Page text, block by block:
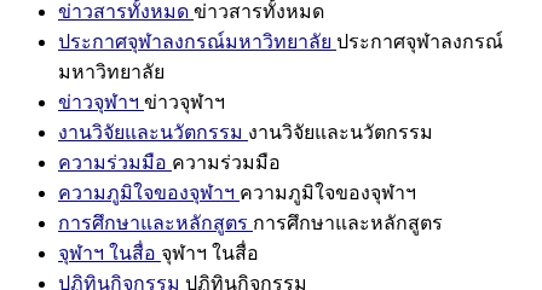
ข่าวสารทั้งหมด ข่าวสารทั้งหมด
ประกาศจุฬาลงกรณ์มหาวิทยาลัย ประกาศจุฬาลงกรณ์
มหาวิทยาลัย
ข่าวจุฬาฯ ข่าวจุฬาฯ
งานวิจัยและนวัตกรรม งานวิจัยและนวัตกรรม
ความร่วมมือ ความร่วมมือ
ความภูมิใจของจุฬาฯ ความภูมิใจของจุฬาฯ
การศึกษาและหลักสูตร การศึกษาและหลักสูตร
จุฬาฯ ในสื่อ จุฬาฯ ในสื่อ
ปฏิทินกิจกรรม ปฏิทินกิจกรรม